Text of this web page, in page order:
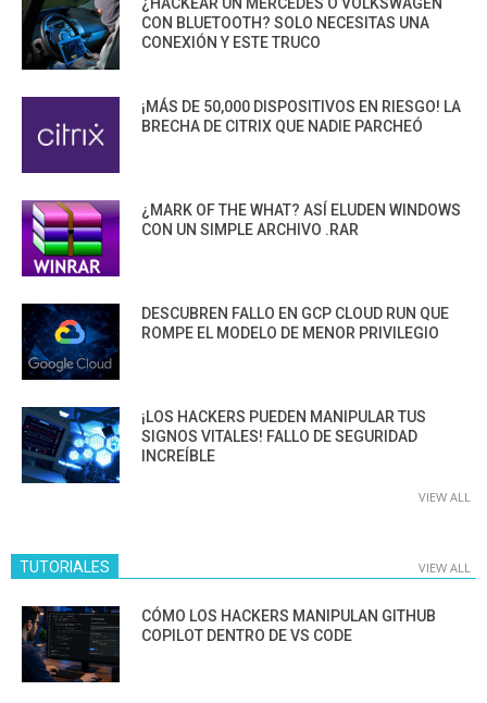
¿HACKEAR UN MERCEDES O VOLKSWAGEN
CON BLUETOOTH? SOLO NECESITAS UNA
CONEXIÓN Y ESTE TRUCO
¡MÁS DE 50,000 DISPOSITIVOS EN RIESGO! LA
BRECHA DE CITRIX QUE NADIE PARCHEÓ
¿MARK OF THE WHAT? ASÍ ELUDEN WINDOWS
CON UN SIMPLE ARCHIVO .RAR
DESCUBREN FALLO EN GCP CLOUD RUN QUE
ROMPE EL MODELO DE MENOR PRIVILEGIO
¡LOS HACKERS PUEDEN MANIPULAR TUS
SIGNOS VITALES! FALLO DE SEGURIDAD
INCREÍBLE
VIEW ALL
TUTORIALES VIEW ALL
CÓMO LOS HACKERS MANIPULAN GITHUB
COPILOT DENTRO DE VS CODE